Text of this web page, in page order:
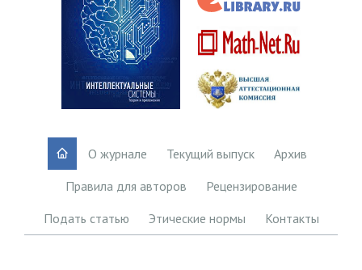
О журнале Текущий выпуск
Архив
Правила для авторов
Рецензирование
Подать статью
Этические нормы Контакты